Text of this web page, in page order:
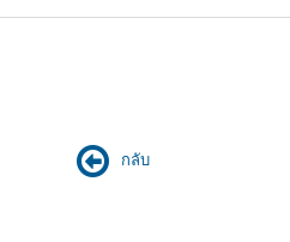
กลับ